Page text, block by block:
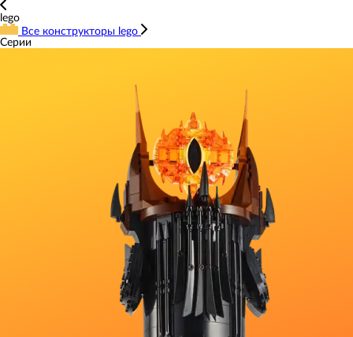
lego
Все конструкторы lego
Серии